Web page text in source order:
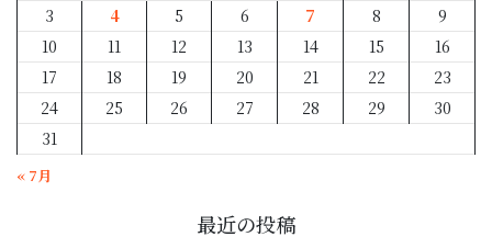
3
4 5 6 7 8
9
10
11 12 13 14 15
16
17
18 19 20 21 22
23
24
25 26 27 28 29
30
31
« 7月
最近の投稿